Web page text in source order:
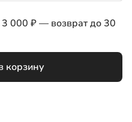
3 000 ₽ — возврат до 30
корзину